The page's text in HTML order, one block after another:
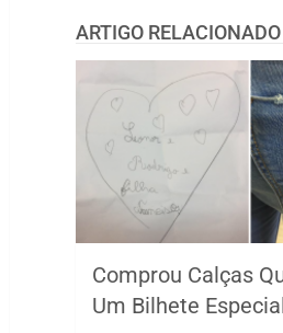
ARTIGO RELACIONADO
Comprou Calças
Um Bilhete